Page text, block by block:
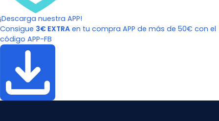
¡Descarga nuestra APP!
Consigue 3€ EXTRA en tu compra APP de más de 50€ con el
código APP-FB